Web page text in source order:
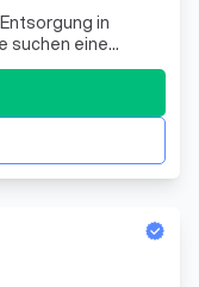
in
oder eine
Schweinfurt
für private und